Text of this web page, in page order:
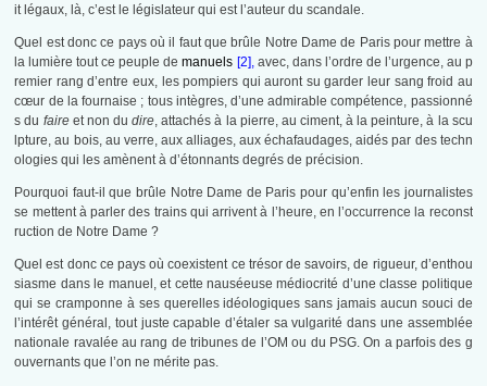
it légaux, là, c’est le législateur qui est l’auteur du scandale.
Quel est donc ce pays où il faut que brûle Notre Dame de Paris pour mettre à
la lumière tout ce peuple demanuels [2],avec, dans l’ordre de l’urgence, au p
remier rang d’entre eux, les pompiers qui auront su garder leur sang froid au
cœur de la fournaise ; tous intègres, d’une admirable compétence, passionné
s du faireet non dudire, attachés à la pierre, au ciment, à la peinture, à la scu
lpture, au bois, au verre, aux alliages, aux échafaudages, aidés par des techn
ologies qui les amènent à d’étonnants degrés de précision.
Pourquoi faut-il que brûle Notre Dame de Paris pour qu’enfin les journalistes
se mettent à parler des trains qui arrivent à l’heure, en l’occurrence la reconst
ruction de Notre Dame ?
Quel est donc ce pays où coexistent ce trésor de savoirs, de rigueur, d’enthou
siasme dans le manuel, et cette nauséeuse médiocrité d’une classe politique
qui se cramponne à ses querelles idéologiques sans jamais aucun souci de
l’intérêt général, tout juste capable d’étaler sa vulgarité dans une assemblée
nationale ravalée au rang de tribunes de l’OM ou du PSG. On a parfois des g
ouvernants que l’on ne mérite pas.